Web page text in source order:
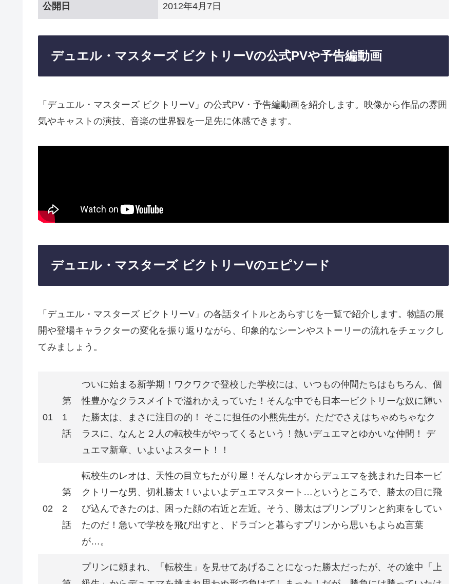
公開日 2012年4月7日
デュエル・マスターズ ビクトリーVの公式PVや予告編動画
「デュエル・マスターズ ビクトリーV」の公式PV・予告編動画を紹介します。映像から作品の雰囲
気やキャストの演技、音楽の世界観を一足先に体感できます。
デュエル・マスターズ ビクトリーVのエピソード
「デュエル・マスターズ ビクトリーV」の各話タイトルとあらすじを一覧で紹介します。物語の展
開や登場キャラクターの変化を振り返りながら、印象的なシーンやストーリーの流れをチェックし
てみましょう。
01
第
1
話
ついに始まる新学期！ワクワクで登校した学校には、いつもの仲間たちはもちろん、個
性豊かなクラスメイトで溢れかえっていた！そんな中でも日本一ビクトリーな奴に輝い
た勝太は、まさに注目の的！ そこに担任の小熊先生が。ただでさえはちゃめちゃなク
ラスに、なんと２人の転校生がやってくるという！熱いデュエマとゆかいな仲間！ デ
ュエマ新章、いよいよスタート！！
02
第
2
話
転校生のレオは、天性の目立ちたがり屋！そんなレオからデュエマを挑まれた日本一ビ
クトリーな男、切札勝太！いよいよデュエマスタート…というところで、勝太の目に飛
び込んできたのは、困った顔の右近と左近。そう、勝太はプリンプリンと約束をしてい
たのだ！急いで学校を飛び出すと、ドラゴンと暮らすプリンから思いもよらぬ言葉
が…。
プリンに頼まれ、「転校生」を見せてあげることになった勝太だったが、その途中「上